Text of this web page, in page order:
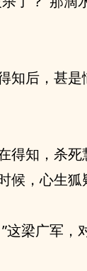
知后，甚
得知，杀
候，心生狐
这梁广军，